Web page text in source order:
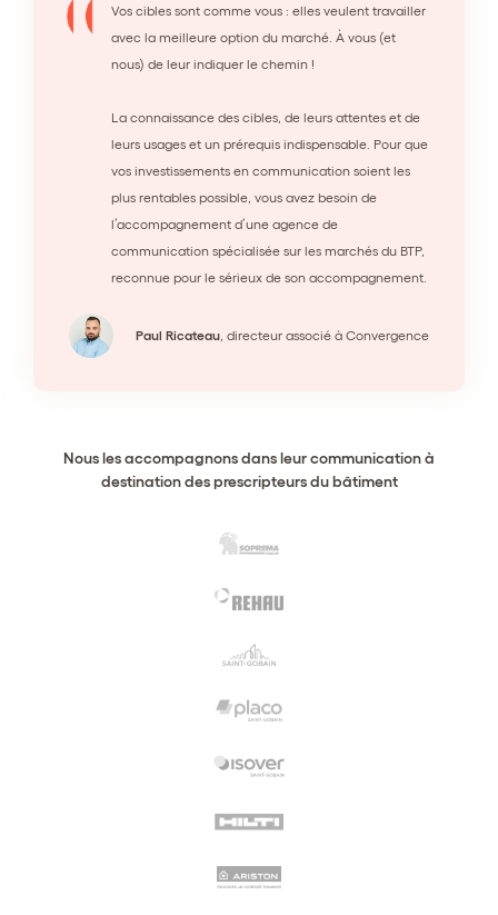
Vos cibles sont comme vous : elles veulent travailler
avec la meilleure option du marché. À vous (et
nous) de leur indiquer le chemin !
La connaissance des cibles, de leurs attentes et de
leurs usages et un prérequis indispensable. Pour que
vos investissements en communication soient les
plus rentables possible, vous avez besoin de
l’accompagnement d’une agence de
communication spécialisée sur les marchés du BTP,
reconnue pour le sérieux de son accompagnement.
Paul Ricateau directeur associé à Convergence
Nous les accompagnons dans leur communication à
destination des prescripteurs du bâtiment